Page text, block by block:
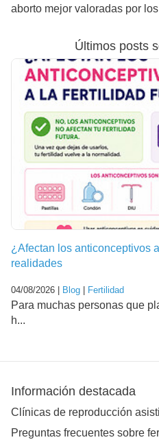
aborto mejor valoradas por
Últimos posts
¿Afectan los anticonceptivos
realidades
04/08/2026 | Blog Fertilidad
Para muchas personas que
h...
Información destacada
Clínicas de reproducción
Preguntas frecuentes sobre